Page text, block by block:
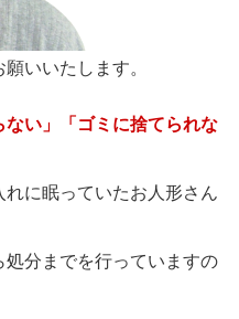
いいたします。
ない」「ゴミに捨てられな
に眠っていたお人形さん
分までを行っていますの